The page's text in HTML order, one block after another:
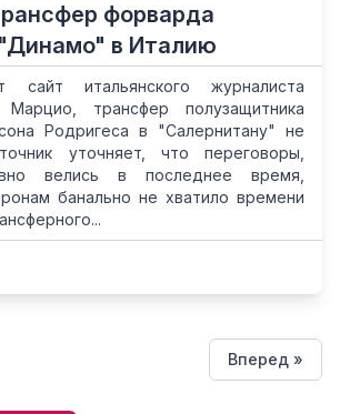
форварда
"Динамо" в Италию
сайт итальянского журналиста
трансфер полузащитника
Родригеса в "Салернитану" не
уточняет, что переговоры,
велись в последнее время,
банально не хватило времени
Вперед »